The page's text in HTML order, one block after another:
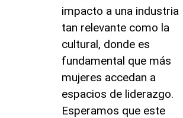
impacto a una industria
tan relevante como la
cultural, donde es
fundamental que más
mujeres accedan a
espacios de liderazgo.
Esperamos que este